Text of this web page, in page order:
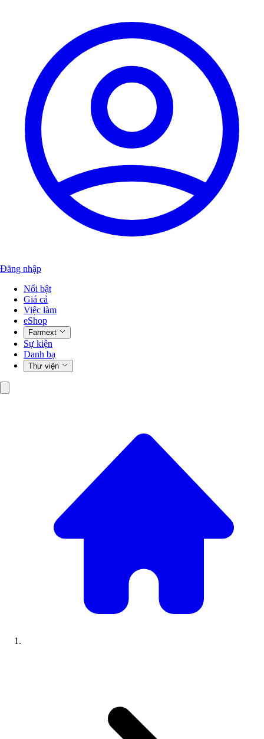
Đăng nhập
Nổi bật
Giá cả
Việc làm
eShop
Farmext
Sự kiện
Danh bạ
Thư viện